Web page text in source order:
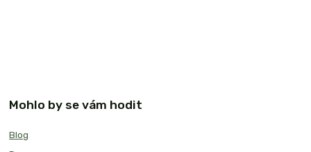
Mohlo by se vám hodit
Blog